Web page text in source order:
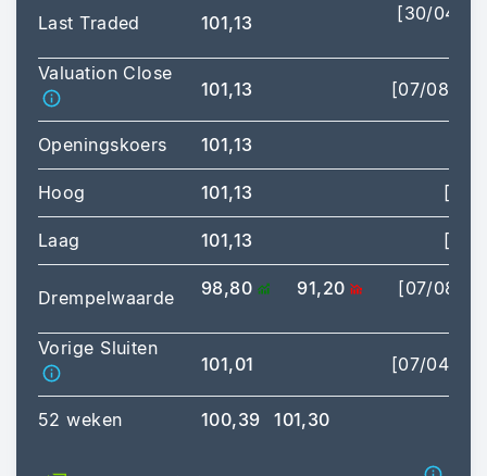
Last Traded 101,13
[30/04/
Valuation Close
101,13 [07/08/
Openingskoers 101,13
Hoog 101,13
Laag 101,13
Drempelwaarde 98,80 91,20
[07/08/
Vorige Sluiten
101,01 [07/04/
52 weken 100,39 101,30